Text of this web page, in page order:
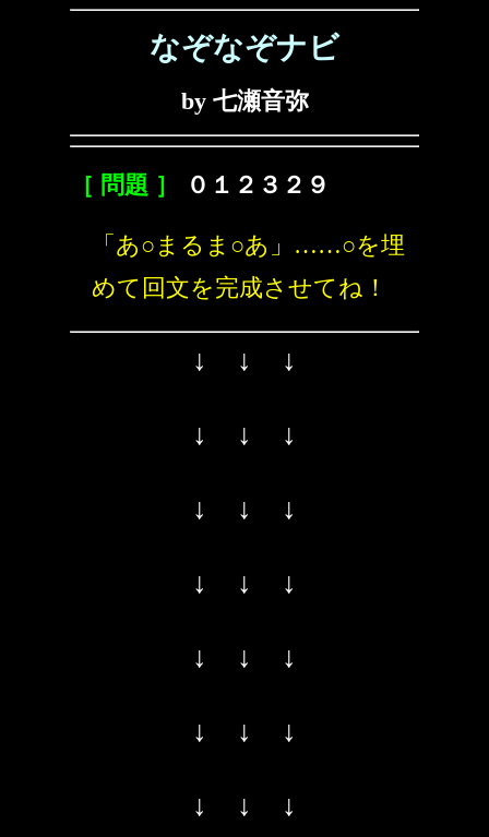
なぞなぞナビ
by 七瀬音弥
［ 問題 ］ ０１２３２９
「あ○まるま○あ」……○を埋
めて回文を完成させてね！
↓ ↓ ↓
↓ ↓ ↓
↓ ↓ ↓
↓ ↓ ↓
↓ ↓ ↓
↓ ↓ ↓
↓ ↓ ↓